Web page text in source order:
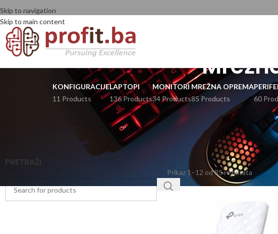
Skip to navigation
Skip to main content
KONFIGURACIJE
11 Products
LAPTOPI
136 Products
MONITORI
34 Products
MREŽNA OPREMA
85 Products
60
PRETRAŽI
Prikaz 1–12 od 85 rezultata